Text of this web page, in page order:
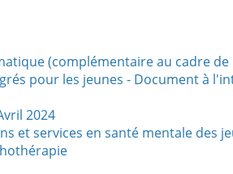
(complémentaire au cadre
pour les jeunes - Document à
2024
et services en santé mentale des